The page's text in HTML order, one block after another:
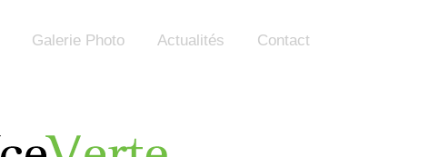
Galerie Photo Actualités Contact